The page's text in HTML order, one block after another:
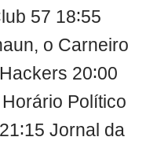
57 18∶55
o Carneiro
20∶00
Político
Jornal da